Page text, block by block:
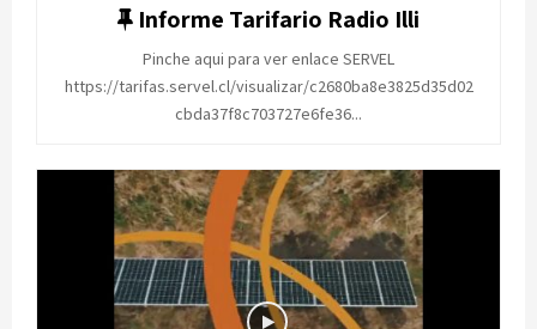
F
e
a
r
e
d
Informe Tarifario Radio Illi
Pinche aqui para ver enlace SERVEL
https://tarifas.servel.cl/visualizar/c2680ba8e3825d35d02
cbda37f8c703727e6fe36...